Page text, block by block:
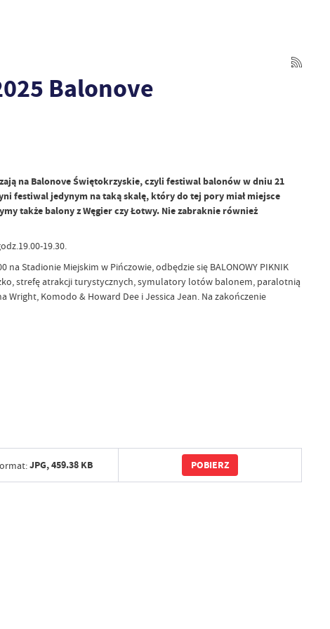
Balonove
na Balonove Świętokrzyskie, czyli festiwal balonów w dniu 21
festiwal jedynym na taką skalę, który do tej pory miał miejsce
także balony z Węgier czy Łotwy. Nie zabraknie również
19.30.
Stadionie Miejskim w Pińczowie, odbędzie się BALONOWY PIKNIK
strefę atrakcji turystycznych, symulatory lotów balonem, paralotnią
Komodo & Howard Dee i Jessica Jean. Na zakończenie
JPG,459.38 KB POBIERZ